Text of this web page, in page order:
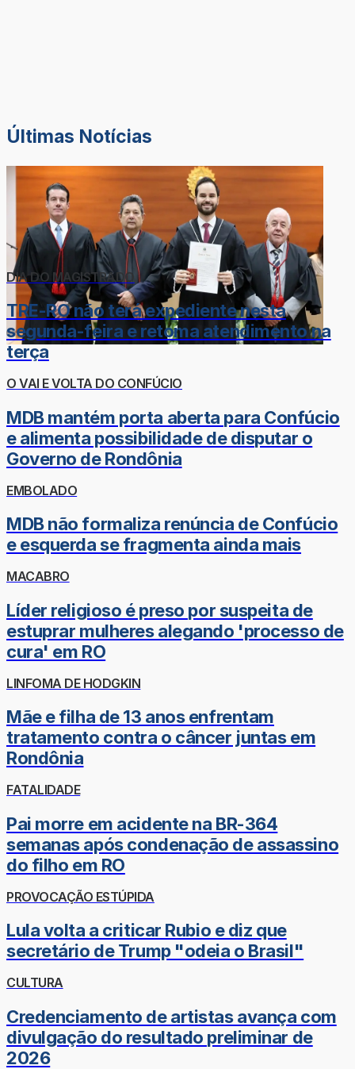
Últimas Notícias
DIA DO MAGISTRADO
TRE-RO não terá expediente nesta
segunda-feira e retoma atendimento na
terça
O VAI E VOLTA DO CONFÚCIO
MDB mantém porta aberta para Confúcio
e alimenta possibilidade de disputar o
Governo de Rondônia
EMBOLADO
MDB não formaliza renúncia de Confúcio
e esquerda se fragmenta ainda mais
MACABRO
Líder religioso é preso por suspeita de
estuprar mulheres alegando 'processo de
cura' em RO
LINFOMA DE HODGKIN
Mãe e filha de 13 anos enfrentam
tratamento contra o câncer juntas em
Rondônia
FATALIDADE
Pai morre em acidente na BR-364
semanas após condenação de assassino
do filho em RO
PROVOCAÇÃO ESTÚPIDA
Lula volta a criticar Rubio e diz que
secretário de Trump "odeia o Brasil"
CULTURA
Credenciamento de artistas avança com
divulgação do resultado preliminar de
2026